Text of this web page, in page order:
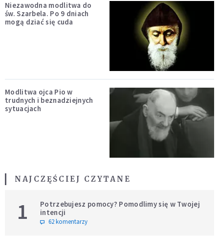
Niezawodna modlitwa do
św. Szarbela. Po 9 dniach
mogą dziać się cuda
Modlitwa ojca Pio w
trudnych i beznadziejnych
sytuacjach
NAJCZĘŚCIEJ CZYTANE
1
Potrzebujesz pomocy? Pomodlimy się w Twojej
intencji
62 komentarzy